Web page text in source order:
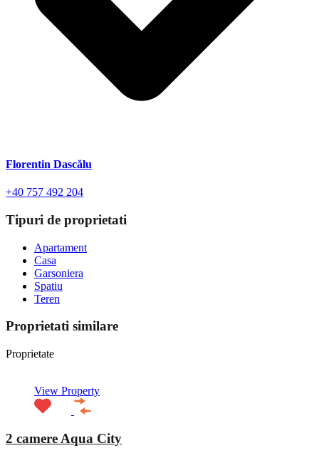
Florentin Dascălu
+40 757 492 204
Tipuri de proprietati
Apartament
Casa
Garsoniera
Spatiu
Teren
Proprietati similare
Proprietate
View Property
2 camere Aqua City